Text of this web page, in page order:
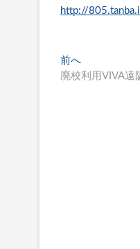
http://
投
稿
前へ
去
廃校利用VIVA遠